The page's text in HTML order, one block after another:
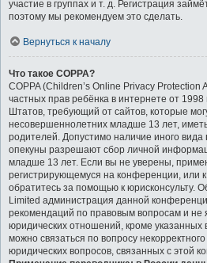
участие в группах и т. д. Регистрация
поэтому мы рекомендуем это сделать.
Вернуться к началу
Что такое COPPA?
COPPA (Children’s Online Privacy Protection
частных прав ребёнка в интернете от
Штатов, требующий от сайтов, которые
несовершеннолетних младше 13 лет,
родителей. Допустимо наличие иного вида
опекуны разрешают сбор личной
младше 13 лет. Если вы не уверены,
регистрирующемуся на конференции, или
обратитесь за помощью к юрисконсульту.
Limited администрация данной
рекомендаций по правовым вопросам и не
юридических отношений, кроме указанных
можно связаться по вопросу
юридических вопросов, связанных с этой